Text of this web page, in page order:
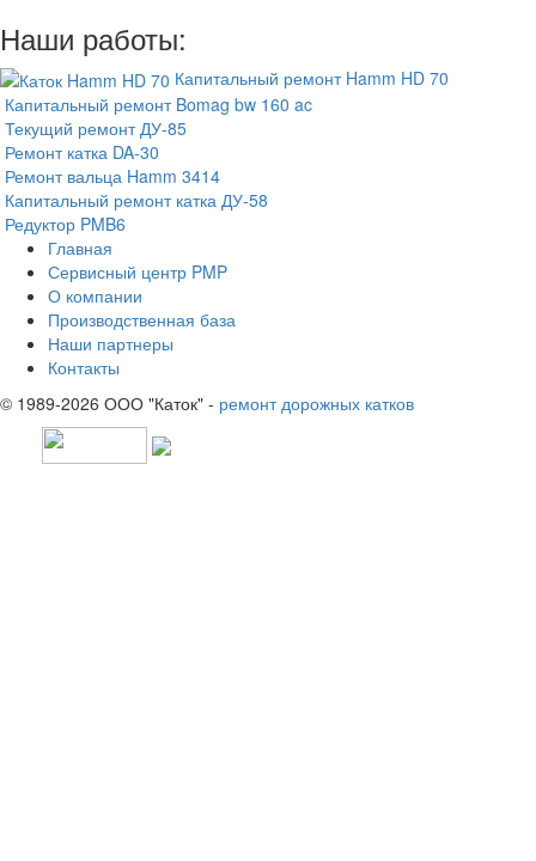
Наши работы:
Капитальный ремонт Hamm HD 70
Капитальный ремонт Bomag bw 160 ac
Текущий ремонт ДУ-85
Ремонт катка DA-30
Ремонт вальца Hamm 3414
Капитальный ремонт катка ДУ-58
Редуктор PMB6
Главная
Сервисный центр PMP
О компании
Производственная база
Наши партнеры
Контакты
© 1989-2026 ООО "Каток" - ремонт дорожных катков